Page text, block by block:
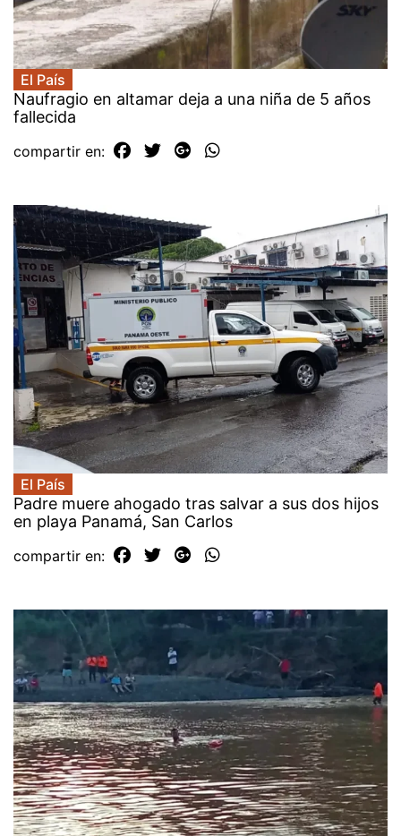
El País
Naufragio en altamar deja a una niña de 5 años
fallecida
compartir en:
El País
Padre muere ahogado tras salvar a sus dos hijos
en playa Panamá, San Carlos
compartir en: